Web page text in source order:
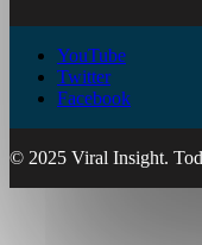
YouTube
Twitter
Facebook
© 2025 Viral Insight.